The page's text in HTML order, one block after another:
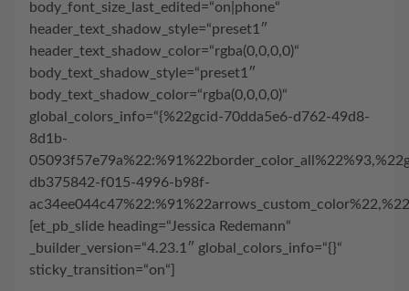
body_font_size_last_edited=“on|phone“
header_text_shadow_style=“preset1″
header_text_shadow_color=“rgba(0,0,0,0)“
body_text_shadow_style=“preset1″
body_text_shadow_color=“rgba(0,0,0,0)“
global_colors_info=“{%22gcid-70dda5e6-d762-49d8-
8d1b-
db375842-f015-4996-b98f-
[et_pb_slide heading=“Jessica Redemann“
_builder_version=“4.23.1″ global_colors_info=“{}“
sticky_transition=“on“]